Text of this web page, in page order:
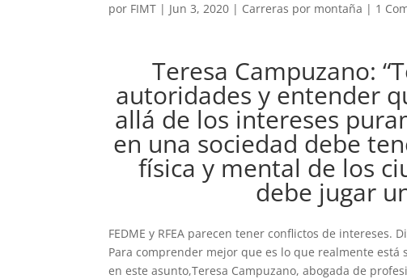
por FIMT | Jun 3, 2020 | Carreras por montaña | 1
Teresa Campuzano:
autoridades y entender
allá de los intereses
en una sociedad debe
física y mental de los
debe jugar
FEDME y RFEA parecen tener conflictos de
Para comprender mejor que es lo que realmente
en este asunto,Teresa Campuzano, abogada de